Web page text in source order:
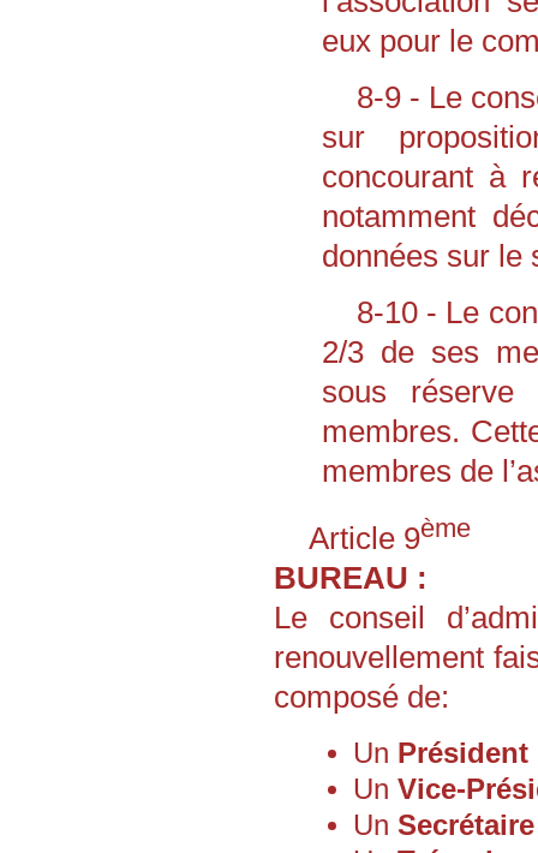
eux pour le
8-9 - Le
sur
concourant à
notamment
données sur le
8-10 - Le
2/3 de ses
sous
membres.
membres de
Article 9ème
BUREAU :
Le conseil
renouvellement
composé de:
Un Président
Un Vice-
Un Secrétaire